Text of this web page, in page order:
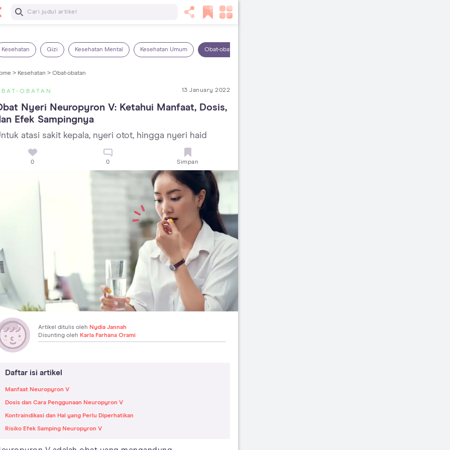
Baca Selanjutnya
Kesehatan Gizi Kesehatan Mental Kesehatan Umum Obat-obatan
> Kesehatan > Obat-obatan
OBATAN 13 January 2022
Nyeri Neuropyron V: Ketahui Manfaat, Dosis,
Efek Sampingnya
atasi sakit kepala, nyeri otot, hingga nyeri haid
0 0 Simpan
Artikel ditulis oleh Nydia Jannah
Disunting oleh Karla Farhana Orami
Daftar isi artikel
Manfaat Neuropyron V
Dosis dan Cara Penggunaan Neuropyron V
Kontraindikasi dan Hal yang Perlu Diperhatikan
Risiko Efek Samping Neuropyron V